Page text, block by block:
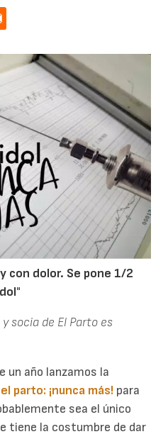
con dolor. Se pone 1/2
"
socia de El Parto es
un año lanzamos la
parto: ¡nunca más! para
sea el único
tiene la costumbre de dar